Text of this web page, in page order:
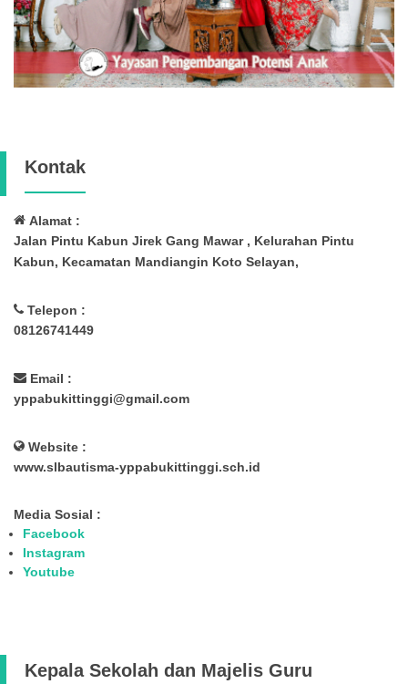
Kontak
Alamat :
Jalan Pintu Kabun Jirek Gang Mawar , Kelurahan Pintu
Kabun, Kecamatan Mandiangin Koto Selayan,
Telepon :
08126741449
Email :
yppabukittinggi@gmail.com
Website :
www.slbautisma-yppabukittinggi.sch.id
Media Sosial :
Facebook
Instagram
Youtube
Kepala Sekolah dan Majelis Guru